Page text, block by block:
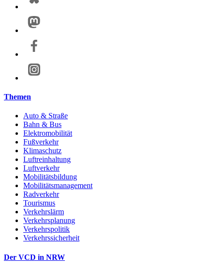
Themen
Auto & Straße
Bahn & Bus
Elektromobilität
Fußverkehr
Klimaschutz
Luftreinhaltung
Luftverkehr
Mobilitätsbildung
Mobilitätsmanagement
Radverkehr
Tourismus
Verkehrslärm
Verkehrsplanung
Verkehrspolitik
Verkehrssicherheit
Der VCD in NRW